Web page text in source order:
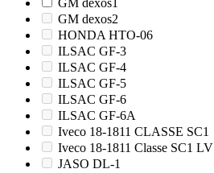
GM dexos1
GM dexos2
HONDA HTO-06
ILSAC GF-3
ILSAC GF-4
ILSAC GF-5
ILSAC GF-6
ILSAC GF-6A
Iveco 18-1811 CLASSE SC1
Iveco 18-1811 Classe SC1 LV
JASO DL-1